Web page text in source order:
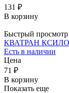
131 ₽
В корзину
Быстрый просмотр
КВАТРАН
Есть в наличии
Цена
71 ₽
В корзину
Показать еще